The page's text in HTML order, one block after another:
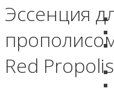
Эссенция
Red